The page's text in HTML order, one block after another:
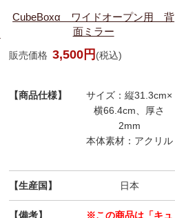
CubeBoxα ワイドオープン用 背
面ミラー
販売価格 3,500円 (税込)
【商品仕様】
サイズ：縦31.3cm×
横66.4cm、厚さ
2mm
本体素材：アクリル
【生産国】 日本
【備考】
※この商品は「キュ